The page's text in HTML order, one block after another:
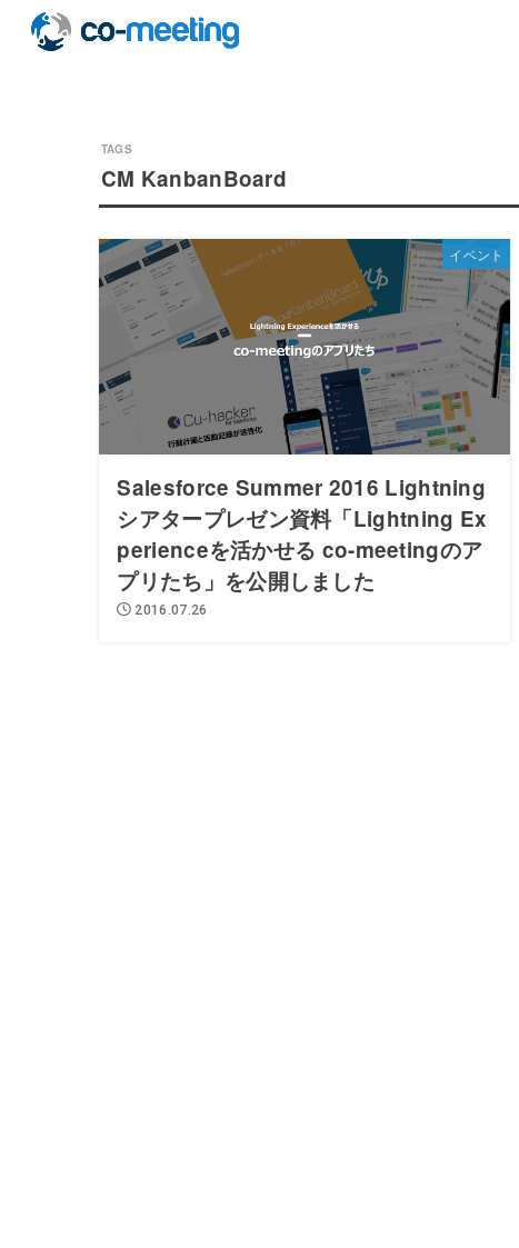
CM KanbanBoard
イベント
Salesforce Summer 2016 Lightning
シアタープレゼン資料「Lightning Ex
perienceを活かせる co-meetingのア
プリたち」を公開しました
2016.07.26